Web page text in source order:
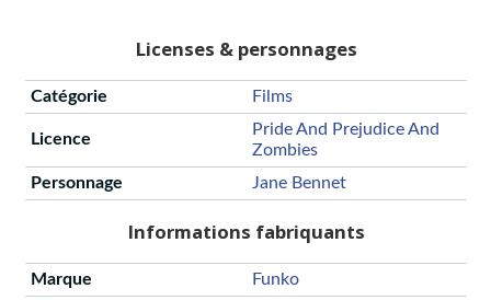
Licenses & personnages
Catégorie Films
Licence
Pride And Prejudice And
Zombies
Personnage
Jane Bennet
Informations fabriquants
Marque Funko